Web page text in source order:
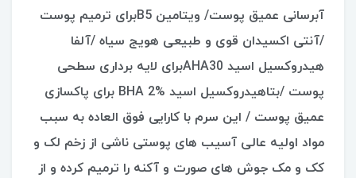
آبرسانی عمیق پوست/ ویتامین B5برای ترمیم پوست
/آنتی اکسیدان قوی و طبیعی هویج سیاه /آلفا
هیدروکسیل اسید AHA30برای لایه برداری سطحی
پوست /بتاهیدروکسیل اسید BHA 2% برای پاکسازی
عمیق پوست / این سرم با کارایی فوق العاده به سبب
مواد اولیه عالی آسیب های پوستی ناشی از زخم لک و
کک و مک جوش های صورت و آکنه را ترمیم کرده و از